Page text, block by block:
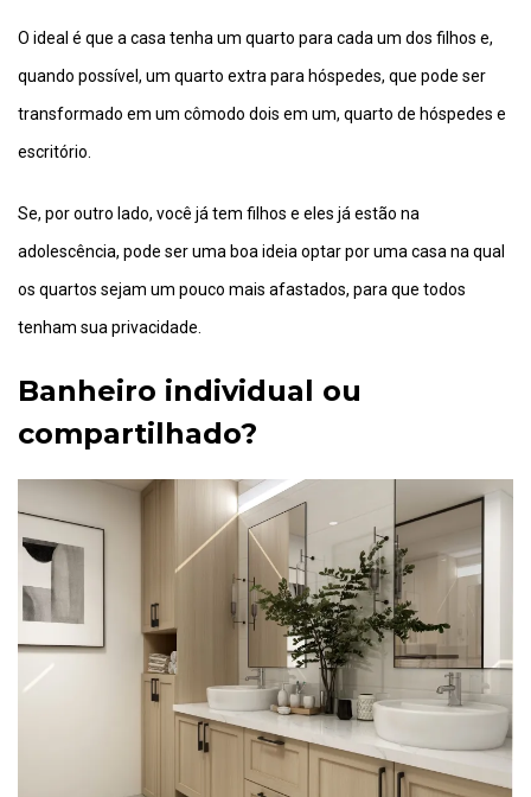
O ideal é que a casa tenha um quarto para cada um dos filhos e,
quando possível, um quarto extra para hóspedes, que pode ser
transformado em um cômodo dois em um, quarto de hóspedes e
escritório.
Se, por outro lado, você já tem filhos e eles já estão na
adolescência, pode ser uma boa ideia optar por uma casa na qual
os quartos sejam um pouco mais afastados, para que todos
tenham sua privacidade.
Banheiro individual ou
compartilhado?